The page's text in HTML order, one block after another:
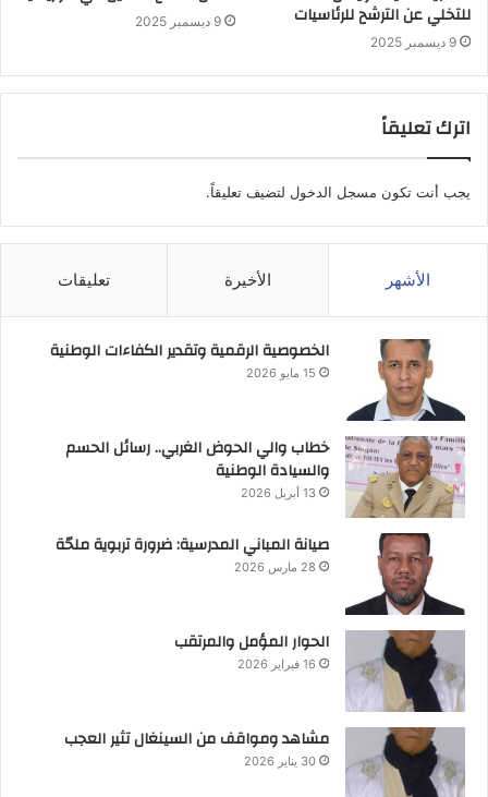
للتخلي عن الترشح للرئاسيات
9 ديسمبر 2025
9 ديسمبر 2025
اترك تعليقاً
يجب أنت تكون مسجل الدخول لتضيف تعليقاً.
الأشهر الأخيرة تعليقات
الخصوصية الرقمية وتقدير الكفاءات الوطنية
15 مايو 2026
خطاب والي الحوض الغربي.. رسائل الحسم
والسيادة الوطنية
13 أبريل 2026
صيانة المباني المدرسية: ضرورة تربوية ملحّة
28 مارس 2026
الحوار المؤمل والمرتقب
16 فبراير 2026
مشاهد ومواقف من السينغال تثير العجب
30 يناير 2026